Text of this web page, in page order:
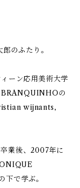
のふたり。
ーン応用美術大学
の
wijnants,
業後、2007年に
で学ぶ。